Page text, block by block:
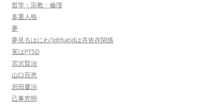
哲学・宗教・倫理
多重人格
夢
夢見るはにわ?idthatidは共依存関係
実はPTSD
宮沢賢治
山口百恵
岩田慶治
己事究明